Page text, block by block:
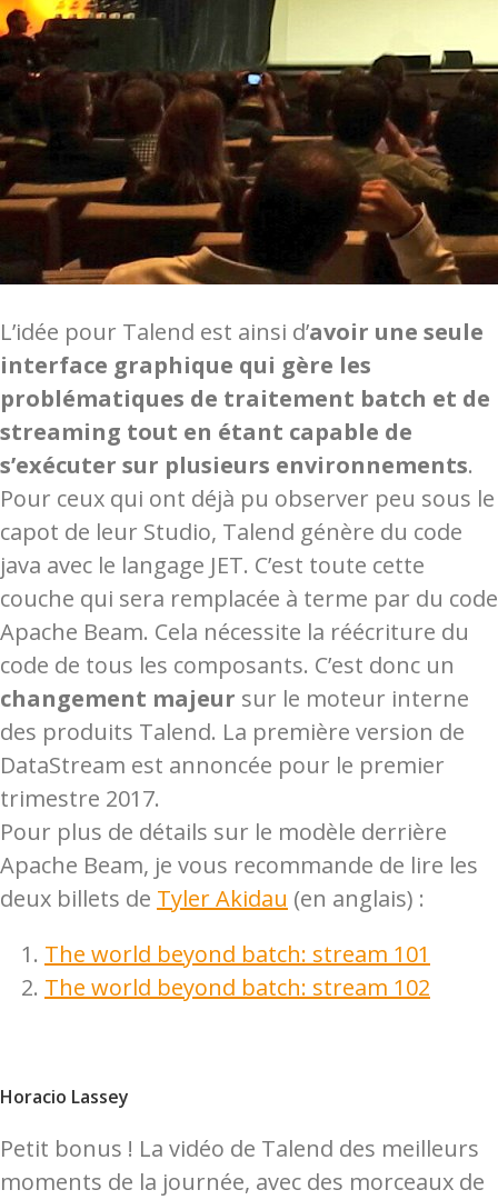
L’idée pour Talend est ainsi d’avoir une seule
interface graphique qui gère les
problématiques de traitement batch et de
streaming tout en étant capable de
s’exécuter sur plusieurs environnements.
Pour ceux qui ont déjà pu observer peu sous le
capot de leur Studio, Talend génère du code
java avec le langage JET. C’est toute cette
couche qui sera remplacée à terme par du code
Apache Beam. Cela nécessite la réécriture du
code de tous les composants. C’est donc un
changement majeur sur le moteur interne
des produits Talend. La première version de
DataStream est annoncée pour le premier
trimestre 2017.
Pour plus de détails sur le modèle derrière
Apache Beam, je vous recommande de lire les
deux billets de Tyler Akidau (en anglais) :
The world beyond batch: stream 101
The world beyond batch: stream 102
Horacio Lassey
Petit bonus ! La vidéo de Talend des meilleurs
moments de la journée, avec des morceaux de